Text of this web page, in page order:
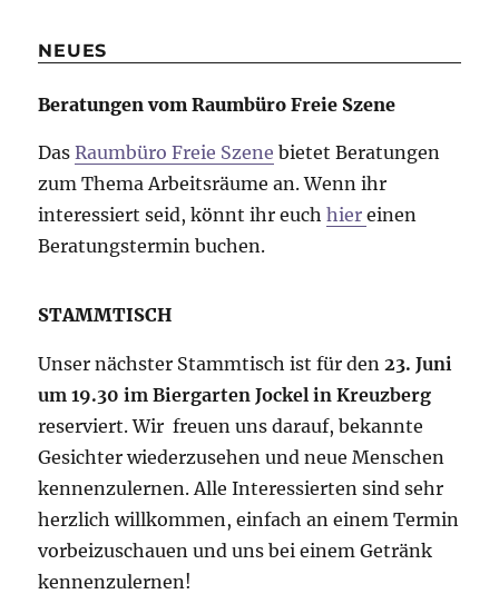
NEUES
Beratungen vom Raumbüro Freie Szene
DasRaumbüro Freie Szene bietet Beratungen
zum Thema Arbeitsräume an. Wenn ihr
interessiert seid, könnt ihr euchhiereinen
Beratungstermin buchen.
STAMMTISCH
Unser nächster Stammtisch ist für den 23. Juni
um 19.30 im Biergarten Jockel in Kreuzberg
reserviert. Wir freuen uns darauf, bekannte
Gesichter wiederzusehen und neue Menschen
kennenzulernen. Alle Interessierten sind sehr
herzlich willkommen, einfach an einem Termin
vorbeizuschauen und uns bei einem Getränk
kennenzulernen!